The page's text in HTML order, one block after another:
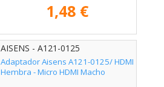
1,48 €
AISENS - A121-0125
Adaptador Aisens A121-0125/ HDMI
Hembra - Micro HDMI Macho